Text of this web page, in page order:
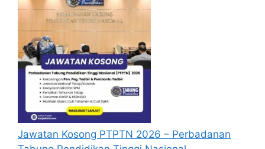
yang dipohon, gambar berukuran
passport serta salinan sijil-sijil berkaitan)
semasa membuat permohonan.
Pemohon yang telah mendaftar dan
memohon jawatan yang disenaraikan
tidak perlu lagi memohon semula
sekiranya tempoh permohonan masih
sah.
Sebelum membuat permohonan sila
pastikan andalogin/registerdan
Jawatan Kosong PTPTN 2026 – Perbadanan